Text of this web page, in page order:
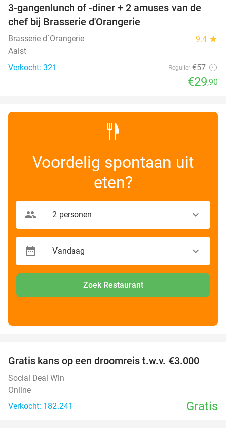
48%
3-gangenlunch of -diner + 2 amuses van de
chef bij Brasserie d'Orangerie
Brasserie d´Orangerie 9.4 star
Aalst
Verkocht: 321
Regulier €57
€29,90
Voordelig spontaan uit
eten?
Zoek Restaurant
Gratis kans op een droomreis t.w.v. €3.000
Social Deal Win
Online
Verkocht: 182.241
Gratis